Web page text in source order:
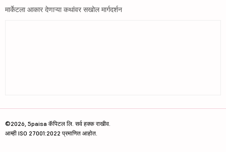
मार्केटला आकार देणाऱ्या कथांवर सखोल मार्गदर्शन
©2026, 5paisa कॅपिटल लि. सर्व हक्क राखीव.
आम्ही ISO 27001:2022 प्रमाणित आहोत.